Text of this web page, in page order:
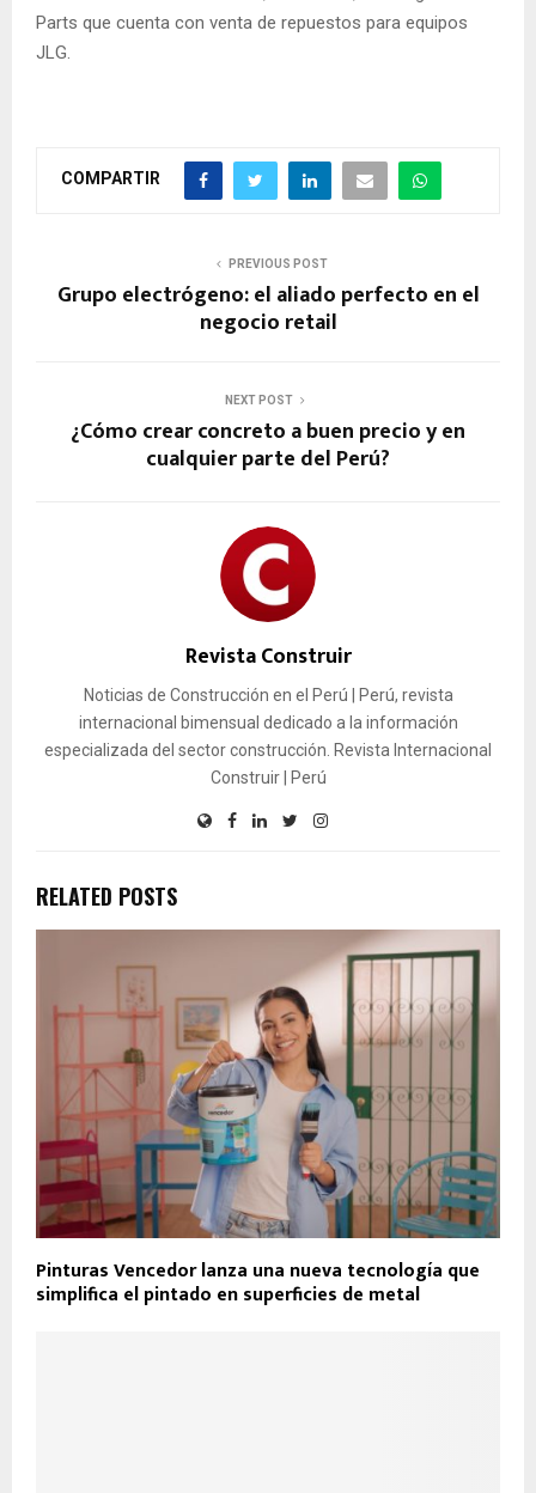
Parts que cuenta con venta de repuestos para equipos
JLG.
COMPARTIR
PREVIOUS POST
Grupo electrógeno: el aliado perfecto en el
negocio retail
NEXT POST
¿Cómo crear concreto a buen precio y en
cualquier parte del Perú?
Revista Construir
Noticias de Construcción en el Perú | Perú, revista
internacional bimensual dedicado a la información
especializada del sector construcción. Revista Internacional
Construir | Perú
RELATED POSTS
Pinturas Vencedor lanza una nueva tecnología que
simplifica el pintado en superficies de metal